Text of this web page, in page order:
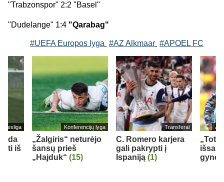
"Trabzonspor" 2:2 "Basel"
"Dudelange" 1:4 "Qarabag"
#UEFA Europos lyga #AZ Alkmaar #APOEL FC
iš
Konferencijų lyga
„Žalgiris“ neturėjo
šansų prieš
„Hajduk“ (15)
Transferai
C. Romero karjera
gali pakrypti į
Ispaniją (1)